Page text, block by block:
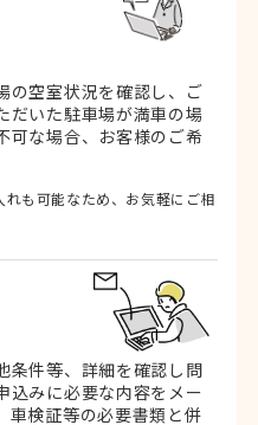
の空室状況を確認し、ご
だいた駐車場が満車の場
可な場合、お客様のご希
も可能なため、お気軽にご相
条件等、詳細を確認し問
込みに必要な内容をメー
車検証等の必要書類と併